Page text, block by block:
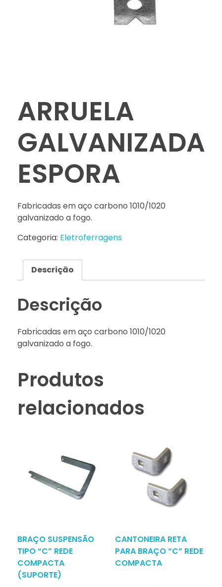
ARRUELA
GALVANIZADA
ESPORA
Fabricadas em aço carbono 1010/1020
galvanizado a fogo.
Categoria: Eletroferragens
Descrição
Descrição
Fabricadas em aço carbono 1010/1020
galvanizado a fogo.
Produtos
relacionados
BRAÇO SUSPENSÃO
TIPO “C” REDE
COMPACTA
(SUPORTE)
CANTONEIRA RETA
PARA BRAÇO “C” REDE
COMPACTA